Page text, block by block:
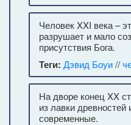
Человек XXI века –
разрушает и мало
присутствия Бога.
Теги: Дэвид Боуи//
На дворе конец XX
из лавки
современные.